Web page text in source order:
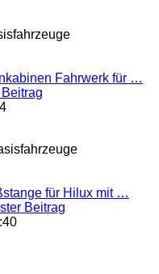
Fahrwerk für …
für Hilux mit …
Beitrag